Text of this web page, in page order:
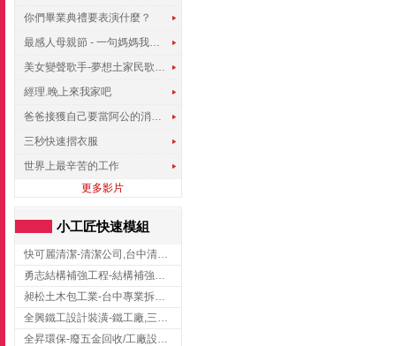
你們畢業典禮要表演什麼？
最感人母親節 - 一句媽媽我愛你
美女變聲歌手-夢想土家民歌傳遍世界
經理.晚上來我家吧
爸爸接獲自己要當阿公的消息，反應史上最可愛!!!
三秒快速摺衣服
世界上最辛苦的工作
更多影片
小工匠快速模組
快可麗清潔-清潔公司,台中清潔公司,台中居家清潔
勇志結構補強工程-結構補強工程 ,桃園結構補強工程,龍潭結構補強工程
昶松土木包工業-台中專業拆除工程/挖土機出租
全興鐵工設計裝潢-鐵工廠,三峽鐵工廠,台北鐵工廠
全昇環保-廢五金回收/工廠設備收購/機械設備回收/高價收購廠房設備